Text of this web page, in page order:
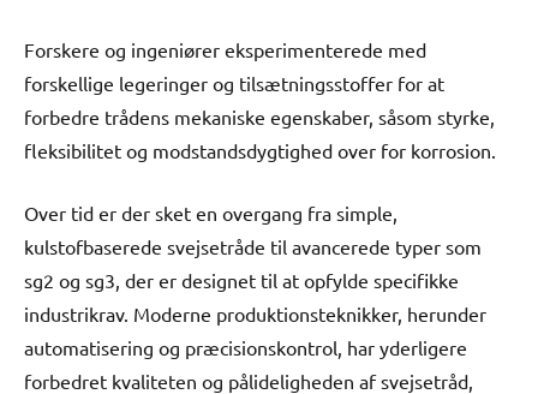
Forskere og ingeniører eksperimenterede med
forskellige legeringer og tilsætningsstoffer for at
forbedre trådens mekaniske egenskaber, såsom styrke,
fleksibilitet og modstandsdygtighed over for korrosion.
Over tid er der sket en overgang fra simple,
kulstofbaserede svejsetråde til avancerede typer som
sg2 og sg3, der er designet til at opfylde specifikke
industrikrav. Moderne produktionsteknikker, herunder
automatisering og præcisionskontrol, har yderligere
forbedret kvaliteten og pålideligheden af svejsetråd,